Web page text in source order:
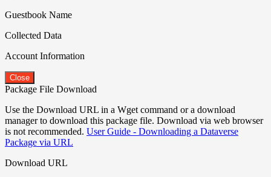
Guestbook Name
Collected Data
Account Information
Close
Package File Download
Use the Download URL in a Wget command or a download
manager to download this package file. Download via web browser
is not recommended. User Guide - Downloading a Dataverse
Package via URL
Download URL